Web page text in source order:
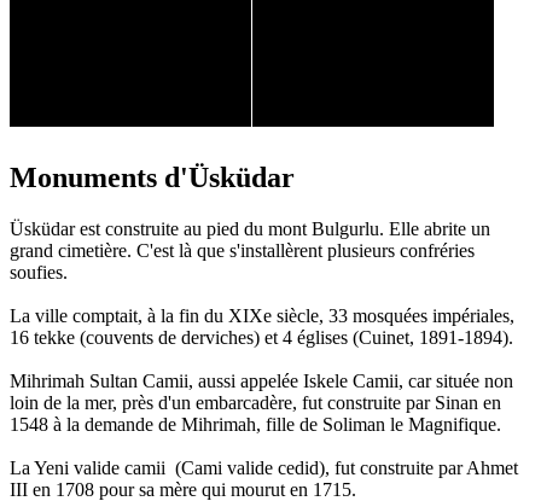
Monuments d'Üsküdar
Üsküdar est construite au pied du mont Bulgurlu. Elle abrite un
grand cimetière. C'est là que s'installèrent plusieurs confréries
soufies.
La ville comptait, à la fin du XIXe siècle, 33 mosquées impériales,
16 tekke (couvents de derviches) et 4 églises (Cuinet, 1891-1894).
Mihrimah Sultan Camii, aussi appelée Iskele Camii, car située non
loin de la mer, près d'un embarcadère, fut construite par Sinan en
1548 à la demande de Mihrimah, fille de Soliman le Magnifique.
La Yeni valide camii (Cami valide cedid), fut construite par Ahmet
III en 1708 pour sa mère qui mourut en 1715.